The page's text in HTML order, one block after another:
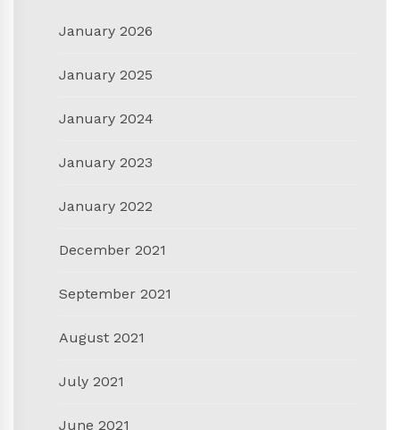
January 2026
January 2025
January 2024
January 2023
January 2022
December 2021
September 2021
August 2021
July 2021
June 2021